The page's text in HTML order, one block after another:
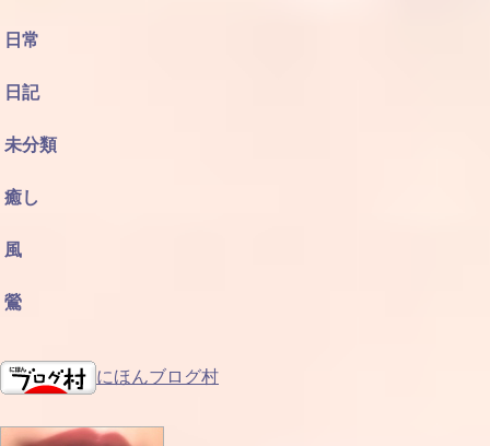
日常
日記
未分類
癒し
風
鶯
にほんブログ村